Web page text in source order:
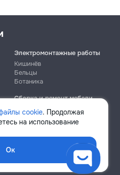
cookie. Продолжая
на использование
Ок
Электромонтажные работы
Кишинёв
Бельцы
Ботаника
Сборка и ремонт мебели
Кишинёв
Ботаника